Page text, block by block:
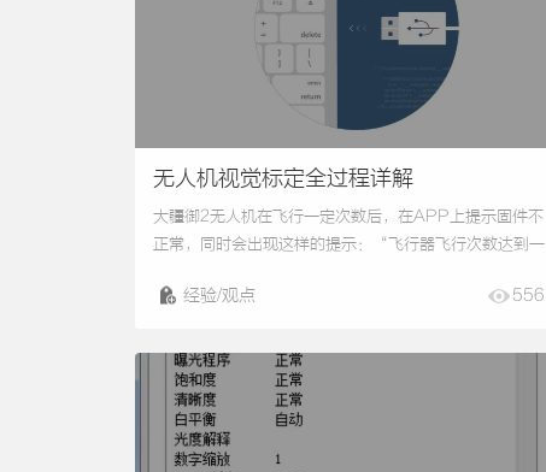
无人机视觉标定全过程详解
大疆御2无人机在飞行一定次数后，在APP上提示固件不
正常，同时会出现这样的提示：“飞行器飞行次数达到一
先下载调参软件，在大疆官网上下载，
几个要点：1、标定所使用的电脑屏幕一定不要曲面的；
2、标定调参软件的版本号，一定要2.0.12以上的。操作
步骤：1、开启飞行器电源，...
经验/观点 556